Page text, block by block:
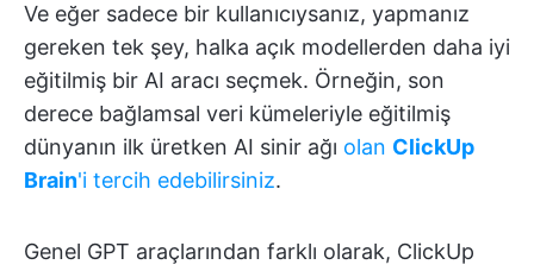
Ve eğer sadece bir kullanıcıysanız, yapmanız
gereken tek şey, halka açık modellerden daha iyi
eğitilmiş bir AI aracı seçmek. Örneğin, son
derece bağlamsal veri kümeleriyle eğitilmiş
dünyanın ilk üretken AI sinir ağı olan ClickUp
Brain'i tercih edebilirsiniz.
Genel GPT araçlarından farklı olarak, ClickUp